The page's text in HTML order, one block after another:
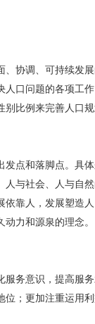
协调、可持续发展
口问题的各项工
比例来完善人口规
点和落脚点。具体
与社会、人与自
靠人，发展塑造
力和源泉的理念。
务意识，提高服务
；更加注重运用